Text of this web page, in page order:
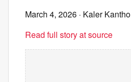
March 4, 2026 · Kaler Kantho
Read full story at source